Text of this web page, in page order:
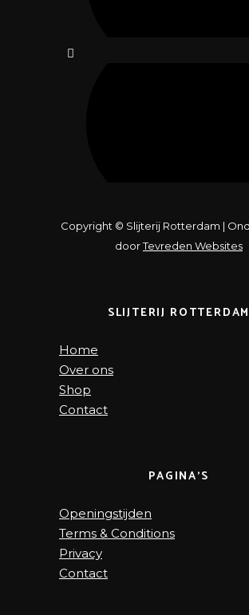
Copyright © Slijterij Rotterdam |
doorTevreden Websites
SLIJTERIJ ROTTERDAM
Home
Over ons
Shop
Contact
PAGINA’S
Openingstijden
Terms & Conditions
Privacy
Contact